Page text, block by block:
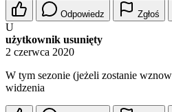
Odpowiedz Zgłoś
U
użytkownik usunięty
2 czerwca 2020
W tym sezonie (jeżeli zostanie
widzenia